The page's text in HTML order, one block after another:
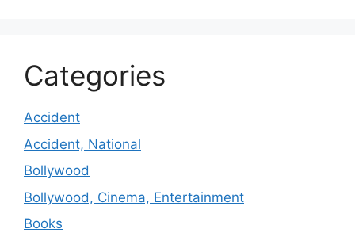
Categories
Accident
Accident, National
Bollywood
Bollywood, Cinema, Entertainment
Books